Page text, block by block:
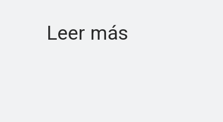
Leer más